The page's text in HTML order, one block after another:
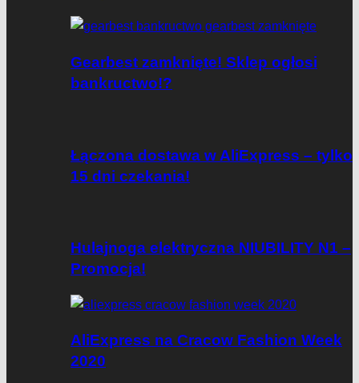
Gearbest zamknięte! Sklep ogłosi
bankructwo!?
Łączona dostawa w AliExpress – tylko
15 dni czekania!
Hulajnoga elektryczna NIUBILITY N1 –
Promocja!
AliExpress na Cracow Fashion Week
2020